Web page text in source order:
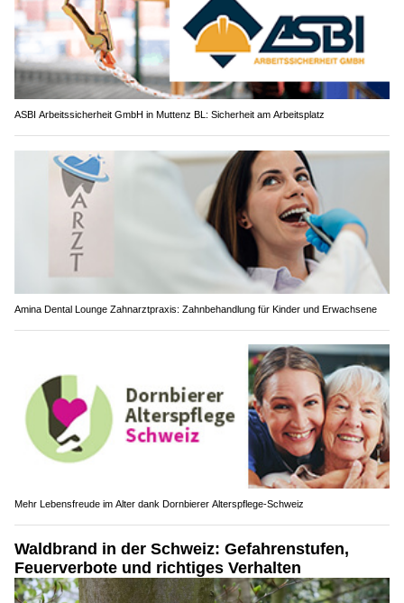
ASBI Arbeitssicherheit GmbH in Muttenz BL: Sicherheit am Arbeitsplatz
Amina Dental Lounge Zahnarztpraxis: Zahnbehandlung für Kinder und Erwachsene
Mehr Lebensfreude im Alter dank Dornbierer Alterspflege-Schweiz
Waldbrand in der Schweiz: Gefahrenstufen,
Feuerverbote und richtiges Verhalten